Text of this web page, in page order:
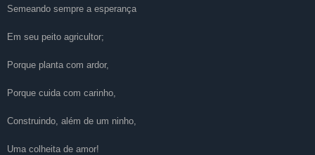
Semeando sempre a esperança
Em seu peito agricultor;
Porque planta com ardor,
Porque cuida com carinho,
Construindo, além de um ninho,
Uma colheita de amor!